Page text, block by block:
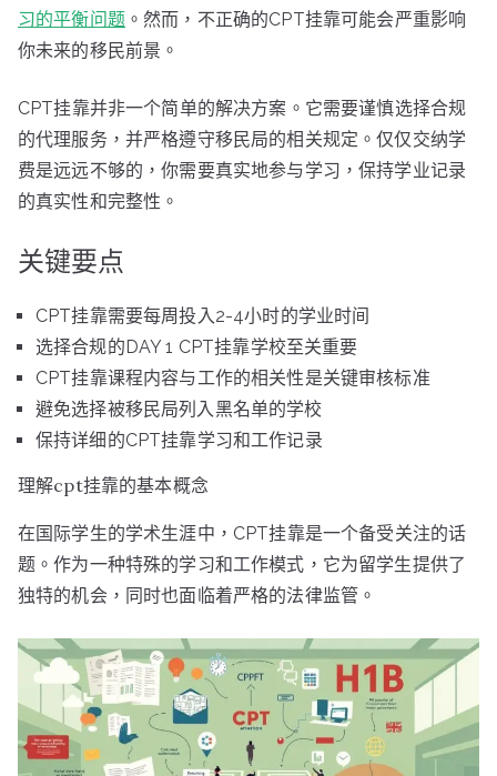
习的平衡问题。然而，不正确的CPT挂靠可能会严重影响
你未来的移民前景。
CPT挂靠并非一个简单的解决方案。它需要谨慎选择合规
的代理服务，并严格遵守移民局的相关规定。仅仅交纳学
费是远远不够的，你需要真实地参与学习，保持学业记录
的真实性和完整性。
关键要点
CPT挂靠需要每周投入2-4小时的学业时间
选择合规的DAY 1 CPT挂靠学校至关重要
CPT挂靠课程内容与工作的相关性是关键审核标准
避免选择被移民局列入黑名单的学校
保持详细的CPT挂靠学习和工作记录
理解cpt挂靠的基本概念
在国际学生的学术生涯中，CPT挂靠是一个备受关注的话
题。作为一种特殊的学习和工作模式，它为留学生提供了
独特的机会，同时也面临着严格的法律监管。